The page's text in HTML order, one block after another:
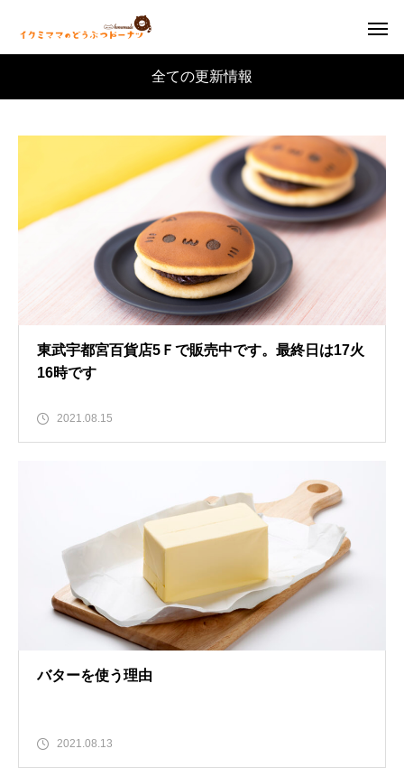
全ての更新情報
東武宇都宮百貨店5Ｆで販売中です。最終日は17火
16時です
2021.08.15
バターを使う理由
2021.08.13